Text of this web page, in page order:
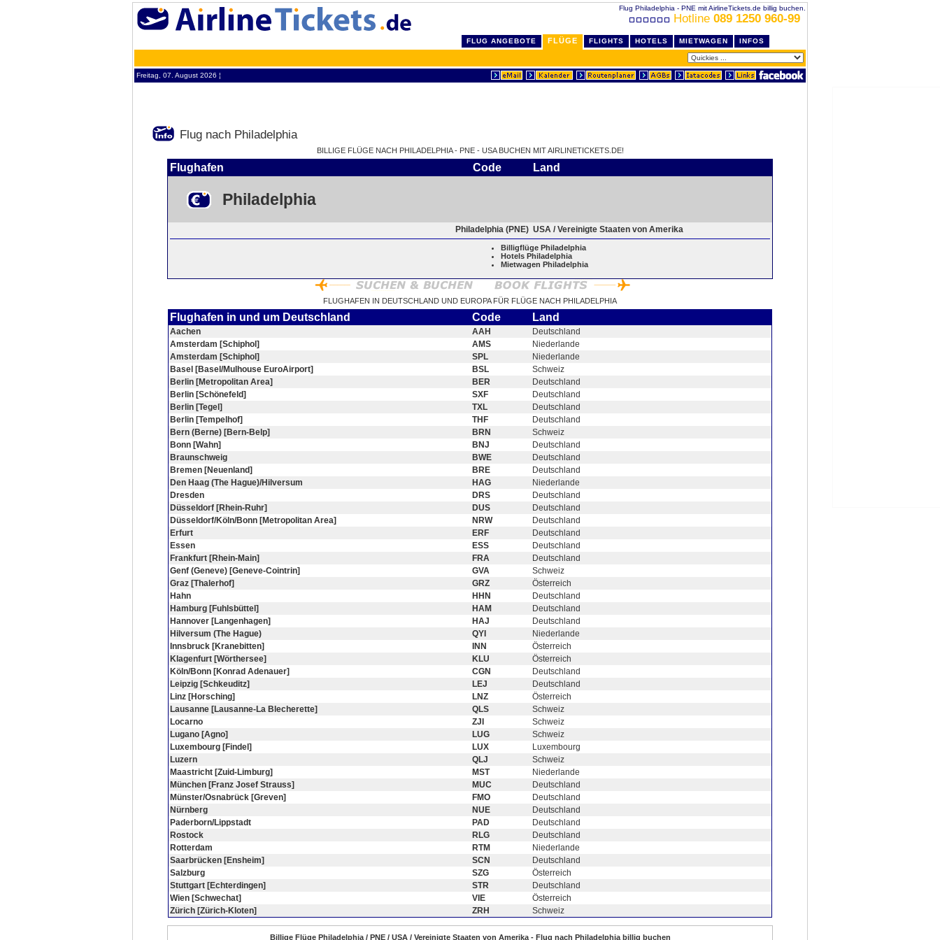
Flug Philadelphia - PNE mit AirlineTickets.de billig buchen.
Hotline 089 1250 960-99
FLUG ANGEBOTE FLÜGE FLIGHTS HOTELS MIETWAGEN INFOS
Freitag, 07. August 2026 ¦
Flug nach Philadelphia
BILLIGE FLÜGE NACH PHILADELPHIA - PNE - USA BUCHEN MIT AIRLINETICKETS.DE!
Flughafen Code Land
Philadelphia
Philadelphia (PNE) USA / Vereinigte Staaten von Amerika
Billigflüge Philadelphia
Hotels Philadelphia
Mietwagen Philadelphia
FLUGHAFEN IN DEUTSCHLAND UND EUROPA FÜR FLÜGE NACH PHILADELPHIA
Flughafen in und um Deutschland Code Land
Aachen AAH
Deutschland
Amsterdam [Schiphol]
AMS
Niederlande
Amsterdam [Schiphol]
SPL
Niederlande
Basel [Basel/Mulhouse EuroAirport]
BSL
Schweiz
Berlin [Metropolitan Area]
BER
Deutschland
Berlin [Schönefeld]
SXF
Deutschland
Berlin [Tegel]
TXL
Deutschland
Berlin [Tempelhof]
THF
Deutschland
Bern (Berne) [Bern-Belp]
BRN
Schweiz
Bonn [Wahn]
BNJ
Deutschland
Braunschweig
BWE
Deutschland
Bremen [Neuenland]
BRE
Deutschland
Den Haag (The Hague)/Hilversum
HAG
Niederlande
Dresden
DRS
Deutschland
Düsseldorf [Rhein-Ruhr]
DUS
Deutschland
Düsseldorf/Köln/Bonn [Metropolitan Area]
NRW
Deutschland
Erfurt
ERF
Deutschland
Essen
ESS
Deutschland
Frankfurt [Rhein-Main]
FRA
Deutschland
Genf (Geneve) [Geneve-Cointrin]
GVA
Schweiz
Graz [Thalerhof]
GRZ
Österreich
Hahn
HHN
Deutschland
Hamburg [Fuhlsbüttel]
HAM
Deutschland
Hannover [Langenhagen]
HAJ
Deutschland
Hilversum (The Hague)
QYI
Niederlande
Innsbruck [Kranebitten]
INN
Österreich
Klagenfurt [Wörthersee]
KLU
Österreich
Köln/Bonn [Konrad Adenauer]
CGN
Deutschland
Leipzig [Schkeuditz]
LEJ
Deutschland
Linz [Horsching]
LNZ
Österreich
Lausanne [Lausanne-La Blecherette]
QLS
Schweiz
Locarno
ZJI
Schweiz
Lugano [Agno]
LUG
Schweiz
Luxembourg [Findel]
LUX
Luxembourg
Luzern
QLJ
Schweiz
Maastricht [Zuid-Limburg]
MST
Niederlande
München [Franz Josef Strauss]
MUC
Deutschland
Münster/Osnabrück [Greven]
FMO
Deutschland
Nürnberg
NUE
Deutschland
Paderborn/Lippstadt
PAD
Deutschland
Rostock
RLG
Deutschland
Rotterdam
RTM
Niederlande
Saarbrücken [Ensheim]
SCN
Deutschland
Salzburg
SZG
Österreich
Stuttgart [Echterdingen]
STR
Deutschland
Wien [Schwechat]
VIE
Österreich
Zürich [Zürich-Kloten]
ZRH Schweiz
Billige Flüge Philadelphia / PNE / USA / Vereinigte Staaten von Amerika - Flug nach Philadelphia billig buchen